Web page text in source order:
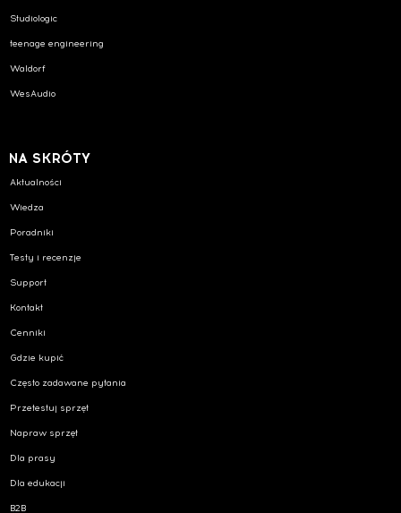
Studiologic
teenage engineering
Waldorf
WesAudio
NA SKRÓTY
Aktualności
Wiedza
Poradniki
Testy i recenzje
Support
Kontakt
Cenniki
Gdzie kupić
Często zadawane pytania
Przetestuj sprzęt
Napraw sprzęt
Dla prasy
Dla edukacji
B2B